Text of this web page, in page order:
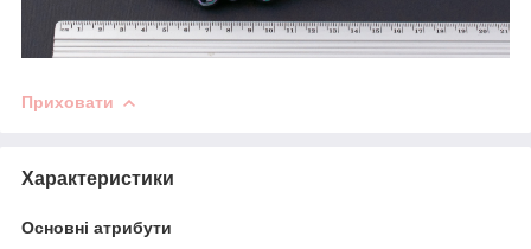
Приховати
Характеристики
Основні атрибути